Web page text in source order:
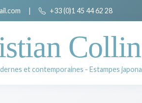
| +33 (0)1 45 44 62 28
Collin
et contemporaines - Estampes